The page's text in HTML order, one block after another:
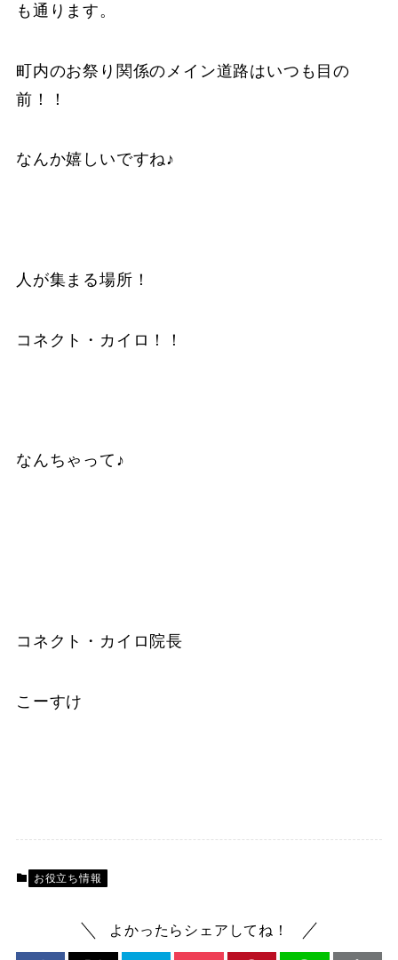
も通ります。
町内のお祭り関係のメイン道路はいつも目の
前！！
なんか嬉しいですね♪
人が集まる場所！
コネクト・カイロ！！
なんちゃって♪
コネクト・カイロ院長
こーすけ
お役立ち情報
よかったらシェアしてね！